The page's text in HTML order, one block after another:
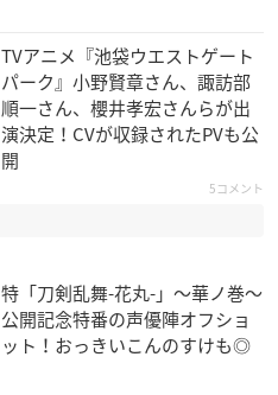
TVアニメ『池袋ウエストゲート
パーク』小野賢章さん、諏訪部
順一さん、櫻井孝宏さんらが出
演決定！CVが収録されたPVも公
開
5コメント
特「刀剣乱舞-花丸-」～華ノ巻～
公開記念特番の声優陣オフショ
ット！おっきいこんのすけも◎